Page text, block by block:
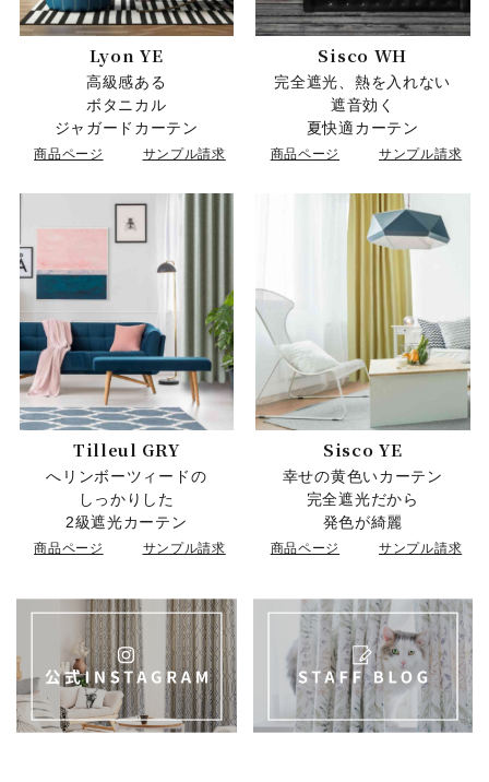
Lyon YE
高級感ある
ボタニカル
ジャガードカーテン
商品ページ サンプル請求
Sisco WH
完全遮光、熱を入れない
遮音効く
夏快適カーテン
商品ページ サンプル請求
Tilleul GRY
へリンボーツィードの
しっかりした
2級遮光カーテン
商品ページ サンプル請求
Sisco YE
幸せの黄色いカーテン
完全遮光だから
発色が綺麗
商品ページ サンプル請求